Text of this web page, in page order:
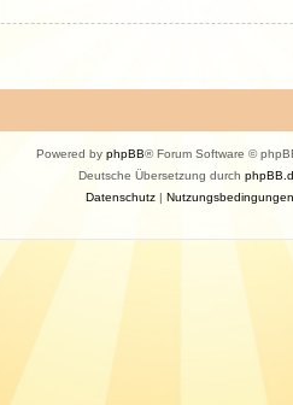
Powered by phpBB® Forum Software ©
Deutsche Übersetzung durch
Datenschutz| Nutzungsbedingungen